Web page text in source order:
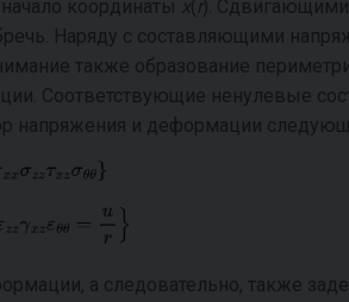
координаты x( r).
Наряду с составляющими
также образование
Соответствующие ненулевые
напряжения и деформации
а следовательно, также